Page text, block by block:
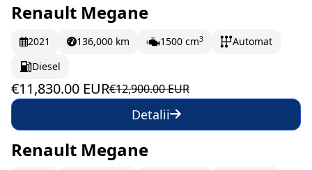
În stoc 197.17 EUR/lună
Renault Megane
2021 136,000 km 1500 cm3
Automat
Diesel
€11,830.00 EUR€12,900.00 EUR
Detalii
În stoc 196.33 EUR/lună
Renault Megane